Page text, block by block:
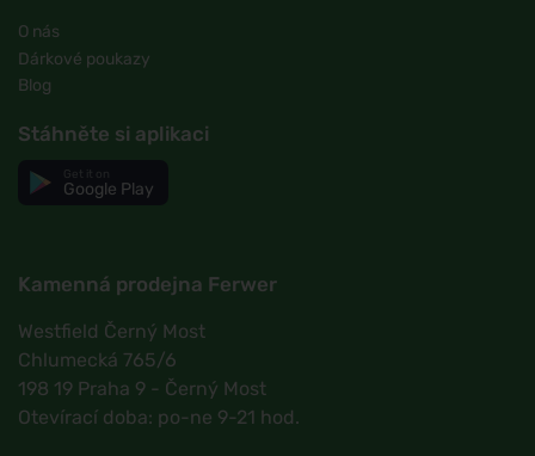
O nás
Dárkové poukazy
Blog
Stáhněte si aplikaci
Google Play
Kamenná prodejna Ferwer
Westfield Černý Most
Chlumecká 765/6
198 19 Praha 9 - Černý Most
Otevírací doba: po-ne 9-21 hod.